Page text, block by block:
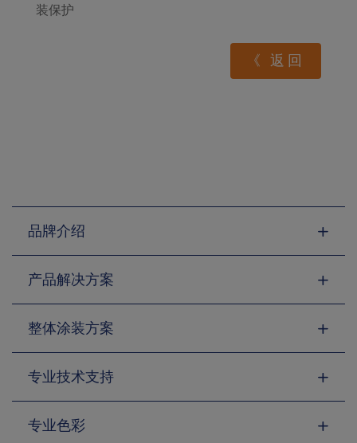
装保护
《 返回
品牌介绍
产品解决方案
整体涂装方案
专业技术支持
专业色彩